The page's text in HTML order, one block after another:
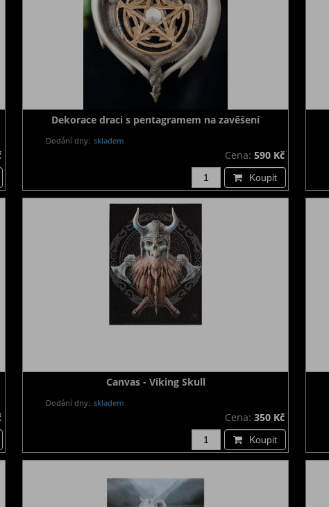
Dekorace draci s pentagramem na zavěšení
Dodání dny: skladem
Cena: 590 Kč
Koupit
Canvas - Viking Skull
Dodání dny: skladem
Cena: 350 Kč
Koupit